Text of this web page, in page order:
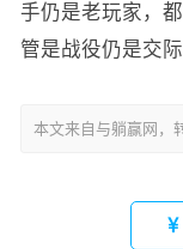
手仍是老玩家，
管是战役仍是交
本文来自与躺赢网，